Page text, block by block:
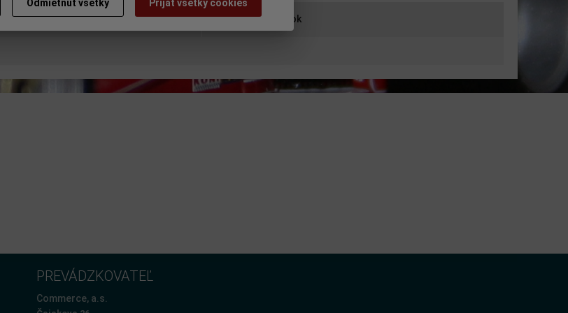
Doporučiť výrobok
PREVÁDZKOVATEĽ
Commerce, a.s.
Odmietnuť všetky Prijať všetky cookies